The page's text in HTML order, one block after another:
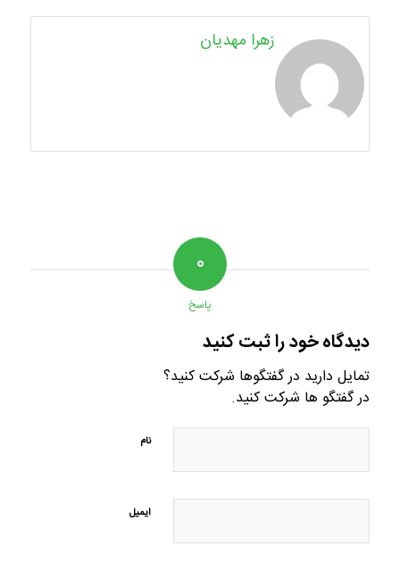
زهرا مهدیان
۰
پاسخ
دیدگاه خود را ثبت کنید
تمایل دارید در گفتگوها شرکت کنید؟
در گفتگو ها شرکت کنید.
نام
ایمیل